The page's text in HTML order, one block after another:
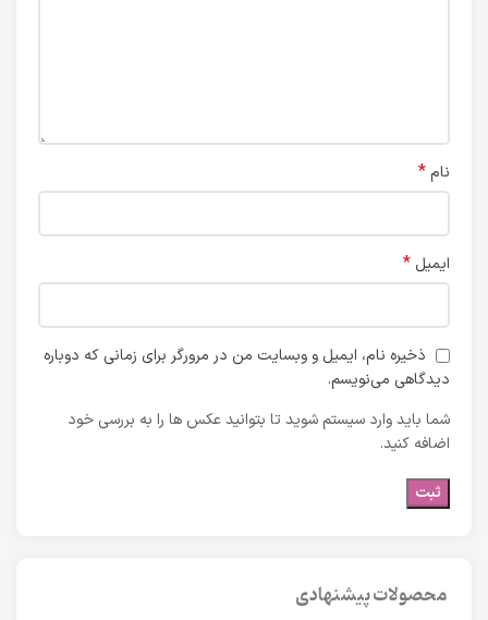
نام *
ایمیل *
ذخیره نام، ایمیل و وبسایت من در مرورگر برای زمانی که دوباره
دیدگاهی می‌نویسم.
شما باید وارد سیستم شوید تا بتوانید عکس ها را به بررسی خود
اضافه کنید.
محصولات پیشنهادی